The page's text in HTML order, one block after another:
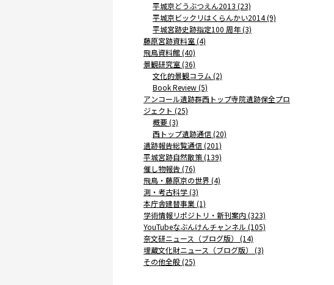
平城京どうぶつえん2013 (23)
平城京ビックリはくらんかい2014 (9)
平城宮跡史跡指定100 周年 (3)
藤原宮跡資料室 (4)
飛鳥資料館 (40)
景観研究室 (36)
文化的景観コラム (2)
Book Review (5)
アンコール遺跡群西トップ寺院遺跡保全プロ
ジェクト (25)
概要 (3)
西トップ遺跡通信 (20)
遺跡報告総覧通信 (201)
平城宮跡自然散策 (139)
催し物報告 (76)
飛鳥・藤原京の世界 (4)
測・考古科学 (3)
本庁舎建替事業 (1)
学術情報リポジトリ・新刊案内 (323)
YouTubeなぶんけんチャンネル (105)
奈文研ニュース（ブログ版） (14)
埋蔵文化財ニュース（ブログ版） (3)
その他全般 (25)